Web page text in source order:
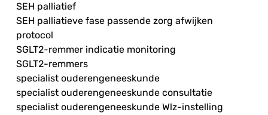
SEH palliatief
SEH palliatieve fase passende zorg afwijken
protocol
SGLT2-remmer indicatie monitoring
SGLT2-remmers
specialist ouderengeneeskunde
specialist ouderengeneeskunde consultatie
specialist ouderengeneeskunde Wlz-instelling